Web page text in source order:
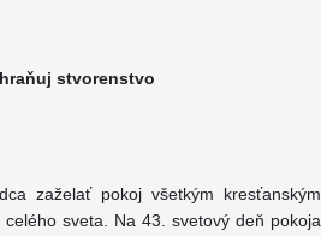
stvorenstvo
zaželať pokoj všetkým kresťanským
sveta. Na 43. svetový deň pokoja